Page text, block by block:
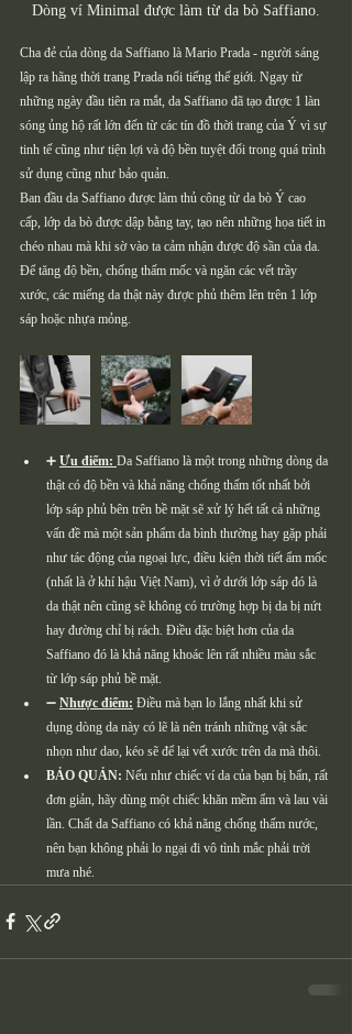
Dòng ví Minimal được làm từ da bò Saffiano.
Cha đẻ của dòng da Saffiano là Mario Prada - người sáng
lập ra hãng thời trang Prada nổi tiếng thế giới. Ngay từ
những ngày đầu tiên ra mắt, da Saffiano đã tạo được 1 làn
sóng ủng hộ rất lớn đến từ các tín đồ thời trang của Ý vì sự
tinh tế cũng như tiện lợi và độ bền tuyệt đối trong quá trình
sử dụng cũng như bảo quản.
Ban đầu da Saffiano được làm thủ công từ da bò Ý cao
cấp, lớp da bò được dập bằng tay, tạo nên những họa tiết in
chéo nhau mà khi sờ vào ta cảm nhận được độ sần của da.
Để tăng độ bền, chống thấm mốc và ngăn các vết trầy
xước, các miếng da thật này được phủ thêm lên trên 1 lớp
sáp hoặc nhựa mỏng.
➕ Ưu điểm: Da Saffiano là một trong những dòng da
thật có độ bền và khả năng chống thấm tốt nhất bởi
lớp sáp phủ bên trên bề mặt sẽ xử lý hết tất cả những
vấn đề mà một sản phẩm da bình thường hay gặp phải
như tác động của ngoại lực, điều kiện thời tiết ẩm mốc
(nhất là ở khí hậu Việt Nam), vì ở dưới lớp sáp đó là
da thật nên cũng sẽ không có trường hợp bị da bị nứt
hay đường chỉ bị rách. Điều đặc biệt hơn của da
Saffiano đó là khả năng khoác lên rất nhiều màu sắc
từ lớp sáp phủ bề mặt.
➖ Nhược điểm: Điều mà bạn lo lắng nhất khi sử
dụng dòng da này có lẽ là nên tránh những vật sắc
nhọn như dao, kéo sẽ để lại vết xước trên da mà thôi.
BẢO QUẢN: Nếu như chiếc ví da của bạn bị bẩn, rất
đơn giản, hãy dùng một chiếc khăn mềm ẩm và lau vài
lần. Chất da Saffiano có khả năng chống thấm nước,
nên bạn không phải lo ngại đi vô tình mắc phải trời
mưa nhé.